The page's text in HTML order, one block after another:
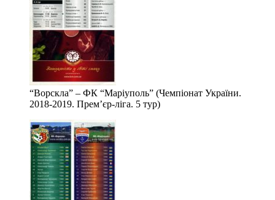
“Ворскла” – ФК “Маріуполь” (Чемпіонат України.
2018-2019. Прем’єр-ліга. 5 тур)